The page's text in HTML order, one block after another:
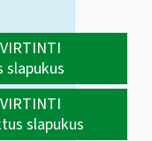
slapukus
slapukus